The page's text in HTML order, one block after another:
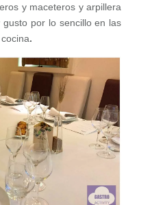
y maceteros y arpillera
por lo sencillo en las
.